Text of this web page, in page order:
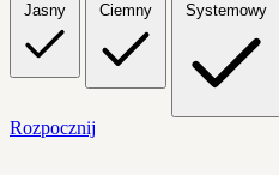
Jasny Ciemny Systemowy
Rozpocznij